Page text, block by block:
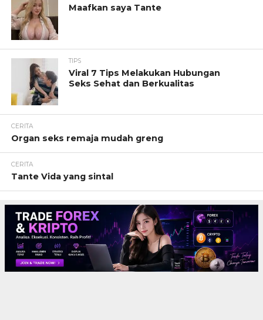
Maafkan saya Tante
TIPS
Viral 7 Tips Melakukan Hubungan
Seks Sehat dan Berkualitas
CERITA
Organ seks remaja mudah greng
CERITA
Tante Vida yang sintal